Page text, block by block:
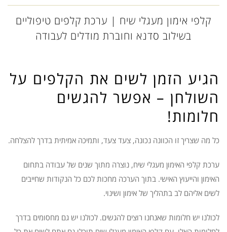
קלפי אימון מעגלי שיח | ערכת קלפים טיפוליים
בשילוב סדנא וחוברת מודלים לעבודה
הגיע הזמן לשים את הקלפים על
השולחן – אפשר להגשים
חלומות!
כל מה שצריך זו הכוונה נכונה, צעד צעד, ותמיכה אמיתית בדרך להצלחה.
ערכת קלפי האימון מעגלי שיח, נוצרה מתוך שנים של עבודה בתחום
האימון והייעוץ האישי. בתוך הערכה מחכות לכם כל הנקודות שחייבים
לשים אליהם לב בתהליך של אימון ושינוי.
לכולנו יש חלומות שאנחנו רוצים להגשים. לכולנו יש גם מחסומים בדרך